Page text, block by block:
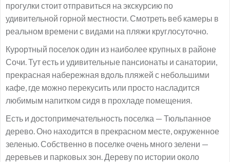
прогулки стоит отправиться на экскурсию по
удивительной горной местности. Смотреть веб камеры в
реальном времени с видами на пляжи круглосуточно.
Курортный поселок один из наиболее крупных в районе
Сочи. Тут есть и удивительные пансионаты и санатории,
прекрасная набережная вдоль пляжей с небольшими
кафе, где можно перекусить или просто насладится
любимым напитком сидя в прохладе помещения.
Есть и достопримечательность поселка — Тюльпанное
дерево. Оно находится в прекрасном месте, окруженное
зеленью. Собственно в поселке очень много зелени —
деревьев и парковых зон. Дереву по истории около